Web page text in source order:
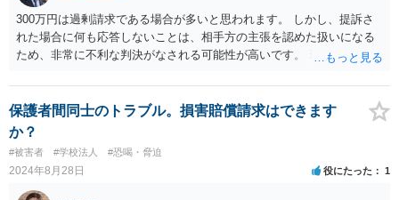
300万円は過剰請求である場合が多いと思われます。 しかし、提訴さ
れた場合に何も応答しないことは、相手方の主張を認めた扱いになる
ため、非常に不利な判決がなされる可能性が高いです。 現在交渉に応
護士に相談するなりして、適切に対応されるべきでしょう。
保護者間同士のトラブル。損害賠償請求はできます
か？
#被害者 #学校法人 #恐喝・脅迫
2024年8月28日 役にたった 1